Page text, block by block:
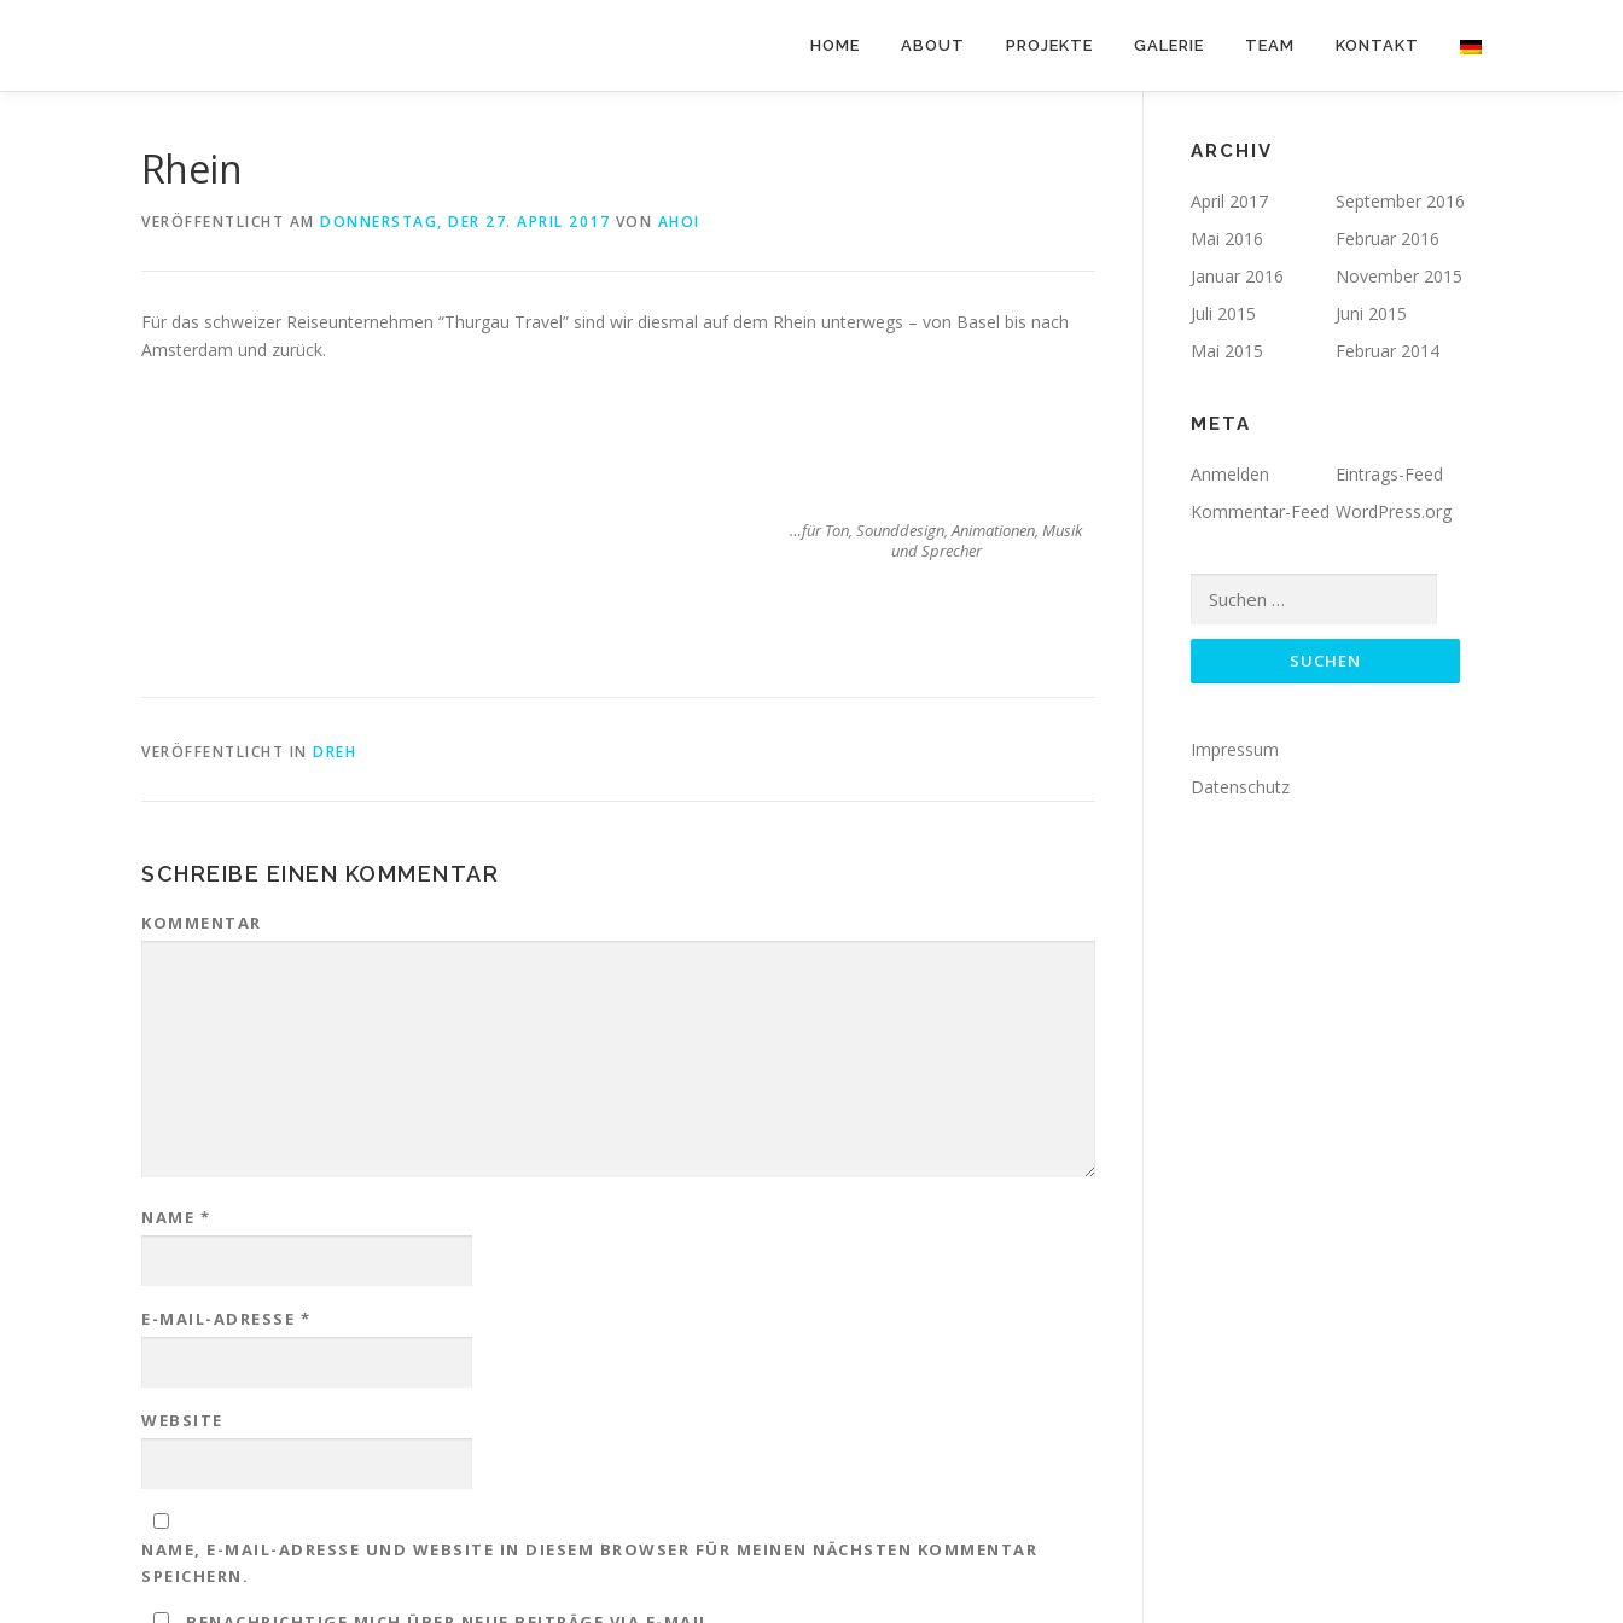
HOME ABOUT PROJEKTE GALERIE TEAM KONTAKT
Rhein
VERÖFFENTLICHT AM DONNERSTAG, DER 27. APRIL 2017 VON AHOI
Für das schweizer Reiseunternehmen “Thurgau Travel” sind wir diesmal auf dem Rhein unterwegs – von Basel bis nach
Amsterdam und zurück.
…für Ton, Sounddesign, Animationen, Musik
und Sprecher
VERÖFFENTLICHT IN DREH
SCHREIBE EINEN KOMMENTAR
KOMMENTAR
NAME *
E-MAIL-ADRESSE *
WEBSITE
NAME, E-MAIL-ADRESSE UND WEBSITE IN DIESEM BROWSER FÜR MEINEN NÄCHSTEN KOMMENTAR
SPEICHERN.
ARCHIV
April 2017
September 2016
Mai 2016
Februar 2016
Januar 2016
November 2015
Juli 2015
Juni 2015
Mai 2015
Februar 2014
META
Anmelden
Eintrags-Feed
Kommentar-Feed WordPress.org
nach:
Impressum
Datenschutz